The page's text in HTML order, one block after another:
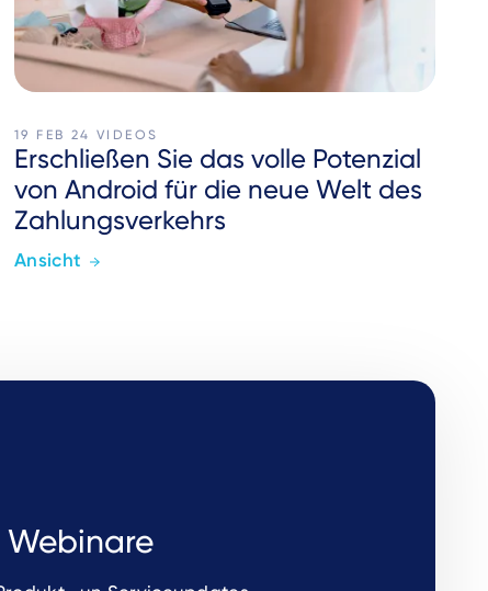
19 FEB 24 VIDEOS
Erschließen Sie das volle Potenzial
von Android für die neue Welt des
Zahlungsverkehrs
Ansicht